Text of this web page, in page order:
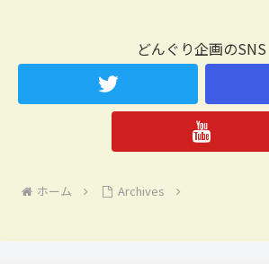
どんぐり企画のSNS
ホーム Archives